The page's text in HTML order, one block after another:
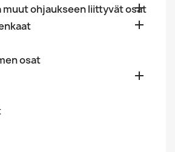
ohjaukseen liittyvät osat


osat
